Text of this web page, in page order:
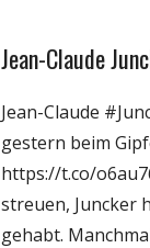
Gesellschaft
Politik
Unterhaltung
Webfundstück
Wissenschaft
Jean-Claude
Jean-Claude
gestern beim
https://t.co/
streuen, Juncker
gehabt.